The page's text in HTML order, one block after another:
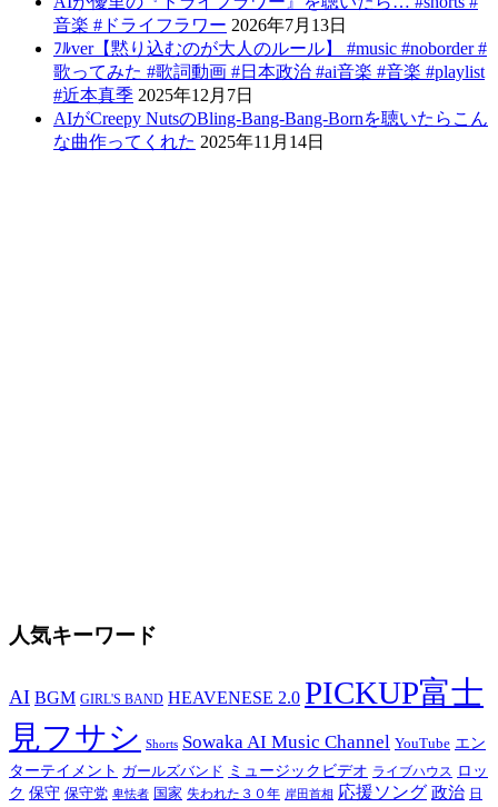
音楽 #ドライフラワー 2026年7月13日
ﾌﾙver【黙り込むのが大人のルール】 #music #noborder #
歌ってみた #歌詞動画 #日本政治 #ai音楽 #音楽 #playlist
#近本真季 2025年12月7日
AIがCreepy NutsのBling-Bang-Bang-Bornを聴いたらこん
な曲作ってくれた 2025年11月14日
人気キーワード
AI BGM GIRL'S BAND HEAVENESE 2.0 PICKUP富士
見フサシ Shorts Sowaka AI Music Channel YouTube エン
ターテイメント ガールズバンド ミュージックビデオ ライブハウス ロッ
ク 保守 保守党 卑怯者 国家 失われた３０年 岸田首相 応援ソング 政治 日